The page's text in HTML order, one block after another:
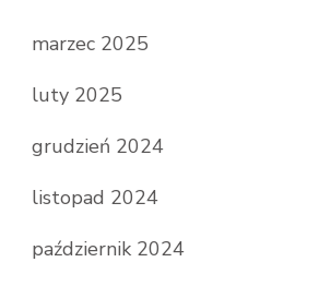
marzec 2025
luty 2025
grudzień 2024
listopad 2024
październik 2024